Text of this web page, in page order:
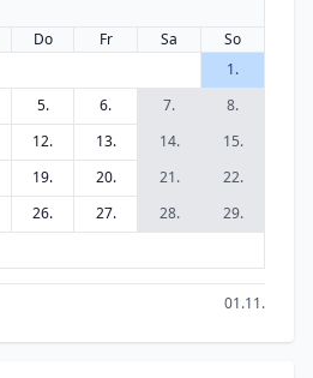
Do Fr Sa
So
1.
5. 6. 7.
8.
12. 13. 14.
15.
19. 20. 21.
22.
26. 27. 28.
29.
01.11.